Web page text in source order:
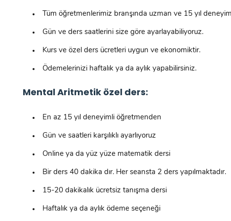
Tüm öğretmenlerimiz branşında uzman ve 15 yıl
Gün ve ders saatlerini size göre ayarlayabiliyoruz.
Kurs ve özel ders ücretleri uygun ve ekonomiktir.
Ödemelerinizi haftalık ya da aylık yapabilirsiniz.
Mental Aritmetik özel ders:
En az 15 yıl deneyimli öğretmenden
Gün ve saatleri karşılıklı ayarlıyoruz
Online ya da yüz yüze matematik dersi
Bir ders 40 dakika dır. Her seansta 2 ders yapılmaktadır.
15-20 dakikalık ücretsiz tanışma dersi
Haftalık ya da aylık ödeme seçeneği